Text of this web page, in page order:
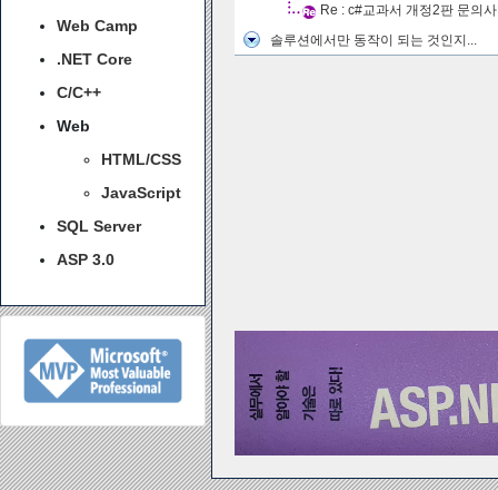
Web Camp
.NET Core
C/C++
Web
HTML/CSS
JavaScript
SQL Server
ASP 3.0
Re : c#교과서 개정2판 문의
솔루션에서만 동작이 되는 것인지...